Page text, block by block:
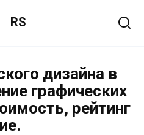
RS
дизайна в
графических
рейтинг